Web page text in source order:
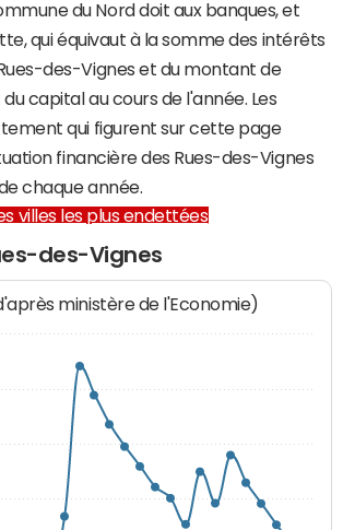
du Nord doit aux banques, et
qui équivaut à la somme des intérêts
des-Vignes et du montant de
capital au cours de l'année. Les
qui figurent sur cette page
financière des Rues-des-Vignes
chaque année.
villes les plus endettées
des-Vignes
ministère de l'Economie)